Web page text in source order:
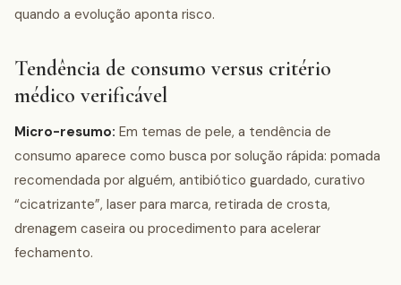
quando a evolução aponta risco.
Tendência de consumo versus critério
médico verificável
Micro-resumo: Em temas de pele, a tendência de
consumo aparece como busca por solução rápida: pomada
recomendada por alguém, antibiótico guardado, curativo
“cicatrizante”, laser para marca, retirada de crosta,
drenagem caseira ou procedimento para acelerar
fechamento.